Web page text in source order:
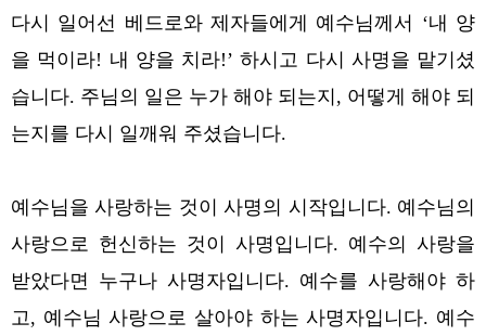
다시 일어선 베드로와 제자들에게 예수님께서 ‘내 양
을 먹이라! 내 양을 치라!’ 하시고 다시 사명을 맡기셨
습니다. 주님의 일은 누가 해야 되는지, 어떻게 해야 되
는지를 다시 일깨워 주셨습니다.
예수님을 사랑하는 것이 사명의 시작입니다. 예수님의
사랑으로 헌신하는 것이 사명입니다. 예수의 사랑을
받았다면 누구나 사명자입니다. 예수를 사랑해야 하
고, 예수님 사랑으로 살아야 하는 사명자입니다. 예수